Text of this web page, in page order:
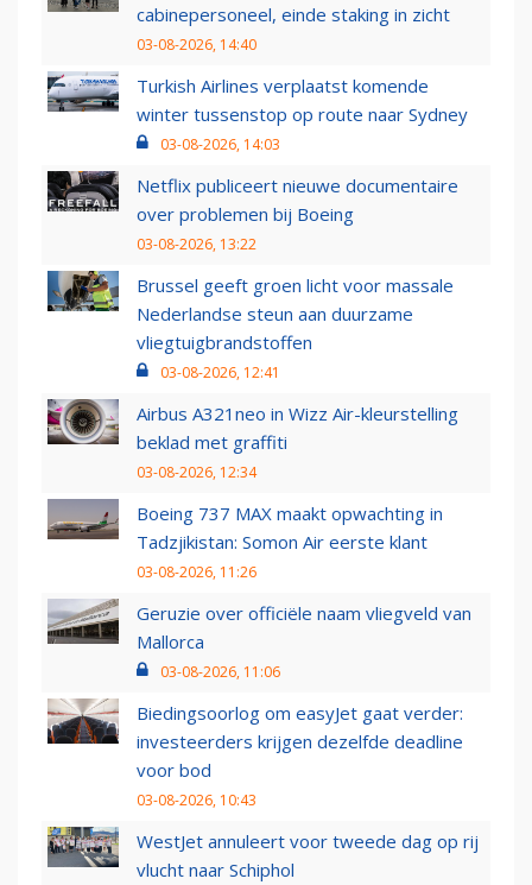
cabinepersoneel, einde staking in zicht
03-08-2026, 14:40
Turkish Airlines verplaatst komende
winter tussenstop op route naar Sydney
03-08-2026, 14:03
Netflix publiceert nieuwe documentaire
over problemen bij Boeing
03-08-2026, 13:22
Brussel geeft groen licht voor massale
Nederlandse steun aan duurzame
vliegtuigbrandstoffen
03-08-2026, 12:41
Airbus A321neo in Wizz Air-kleurstelling
beklad met graffiti
03-08-2026, 12:34
Boeing 737 MAX maakt opwachting in
Tadzjikistan: Somon Air eerste klant
03-08-2026, 11:26
Geruzie over officiële naam vliegveld van
Mallorca
03-08-2026, 11:06
Biedingsoorlog om easyJet gaat verder:
investeerders krijgen dezelfde deadline
voor bod
03-08-2026, 10:43
WestJet annuleert voor tweede dag op rij
vlucht naar Schiphol